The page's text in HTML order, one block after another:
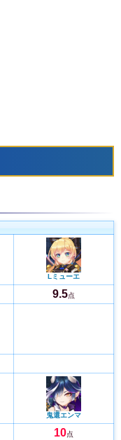
Lミューエ
9.5点
鬼還エンマ
10点